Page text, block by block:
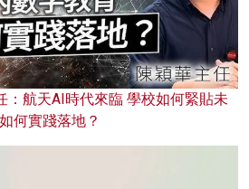
：航天AI時代來臨 學校如何緊貼未
何實踐落地？